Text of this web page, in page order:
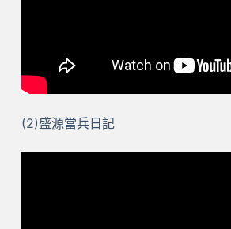
(2)盛源當兵日記